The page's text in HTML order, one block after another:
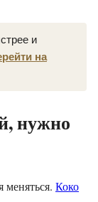
и
на
нужно
Коко